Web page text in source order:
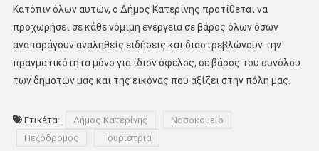
Κατόπιν όλων αυτών, ο Δήμος Κατερίνης προτίθεται να
προχωρήσει σε κάθε νόμιμη ενέργεια σε βάρος όλων όσων
αναπαράγουν αναληθείς ειδήσεις και διαστρεβλώνουν την
πραγματικότητα μόνο για ίδιον όφελος, σε βάρος του συνόλου
των δημοτών μας και της εικόνας που αξίζει στην πόλη μας.
Ετικέτα: Δήμος Κατερίνης
Νοσοκομείο
Πεζόδρομος
Τουρίστρια